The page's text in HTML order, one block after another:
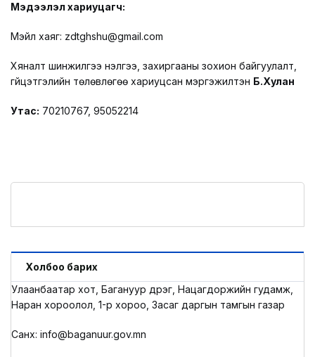
Мэдээлэл хариуцагч:
Мэйл хаяг: zdtghshu@gmail.com
Хяналт шинжилгээ үнэлгээ, захиргааны зохион байгуулалт,
гүйцэтгэлийн төлөвлөгөө хариуцсан мэргэжилтэн Б.Хулан
Утас: 70210767, 95052214
Холбоо барих
Улаанбаатар хот, Багануур дүүрэг, Нацагдоржийн гудамж,
Наран хороолол, 1-р хороо, Засаг даргын тамгын газар
Санхүү: info@baganuur.gov.mn